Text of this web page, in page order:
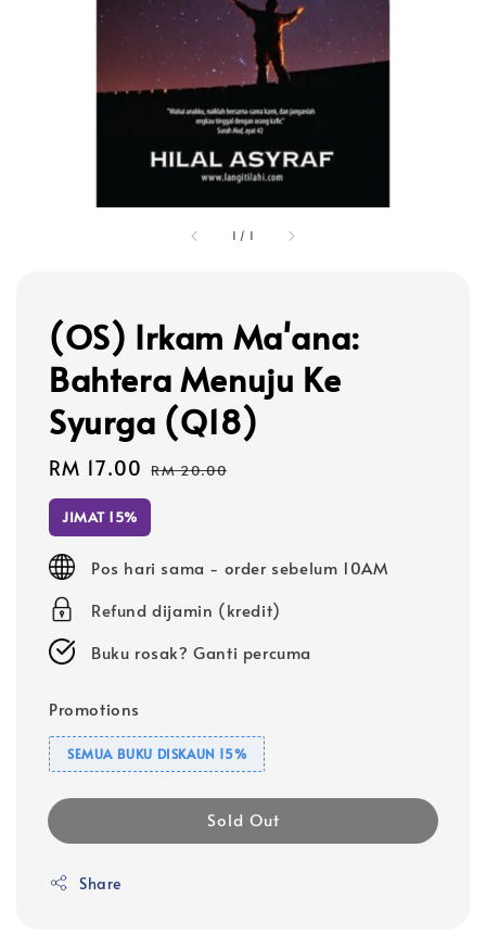
1 / 1
(OS) Irkam Ma'ana:
Bahtera Menuju Ke
Syurga (Q18)
Sale
price
RM 17.00 Regular
RM 20.00
JIMAT 15%
Pos hari sama - order sebelum 10AM
Refund dijamin (kredit)
Buku rosak? Ganti percuma
Promotions
SEMUA BUKU DISKAUN 15%
Sold Out
Share